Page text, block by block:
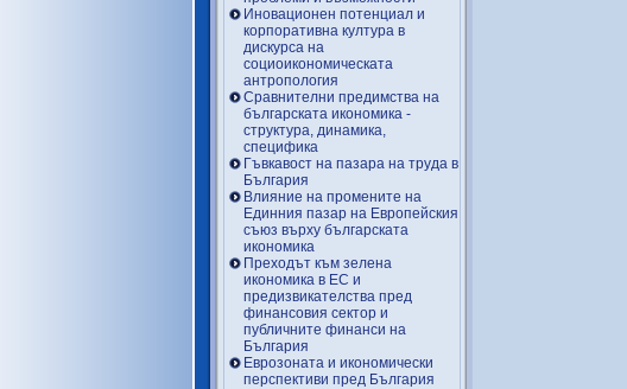
Иновационен потенциал и
корпоративна култура в
дискурса на
социоикономическата
антропология
Сравнителни предимства на
българската икономика -
структура, динамика,
специфика
Гъвкавост на пазара на труда в
България
Влияние на промените на
Единния пазар на Европейския
съюз върху българската
икономика
Преходът към зелена
икономика в ЕС и
предизвикателства пред
финансовия сектор и
публичните финанси на
България
Еврозоната и икономически
перспективи пред България